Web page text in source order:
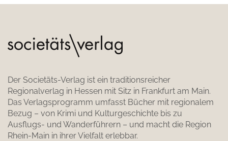
Der Societäts-Verlag ist ein traditionsreicher
Regionalverlag in Hessen mit Sitz in Frankfurt am Main.
Das Verlagsprogramm umfasst Bücher mit regionalem
Bezug – von Krimi und Kulturgeschichte bis zu
Ausflugs- und Wanderführern – und macht die Region
Rhein-Main in ihrer Vielfalt erlebbar.